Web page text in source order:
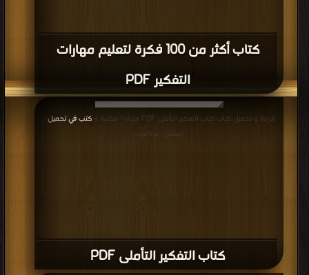
كتاب أكثر من 100 فكرة لتعليم مهارات
التفكير PDF
كتاب التفكير التأملى PDF
قراءة و تحميل كتاب كتاب التفكير التأملى PDF مجانا | مكتبة > كتب في تحميل
التحميل : مرة/مرات